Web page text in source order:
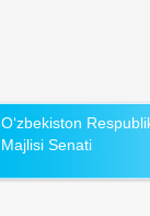
O‘zbekiston
Majlisi Senati